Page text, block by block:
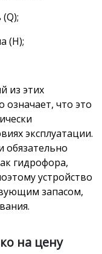
(H);
из этих
означает, что это
эксплуатации.
обязательно
гидрофора,
устройство
запасом,
на цену